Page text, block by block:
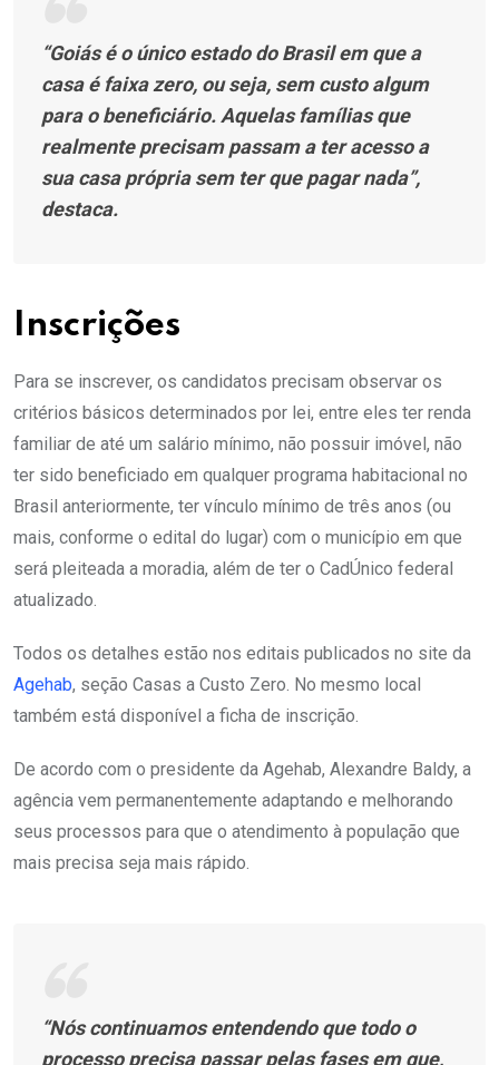
“Goiás é o único estado do Brasil em que a
casa é faixa zero, ou seja, sem custo algum
para o beneficiário. Aquelas famílias que
realmente precisam passam a ter acesso a
sua casa própria sem ter que pagar nada”,
destaca.
Inscrições
Para se inscrever, os candidatos precisam observar os
critérios básicos determinados por lei, entre eles ter renda
familiar de até um salário mínimo, não possuir imóvel, não
ter sido beneficiado em qualquer programa habitacional no
Brasil anteriormente, ter vínculo mínimo de três anos (ou
mais, conforme o edital do lugar) com o município em que
será pleiteada a moradia, além de ter o CadÚnico federal
atualizado.
Todos os detalhes estão nos editais publicados no site da
Agehab, seção Casas a Custo Zero. No mesmo local
também está disponível a ficha de inscrição.
De acordo com o presidente da Agehab, Alexandre Baldy, a
agência vem permanentemente adaptando e melhorando
seus processos para que o atendimento à população que
mais precisa seja mais rápido.
“Nós continuamos entendendo que todo o
processo precisa passar pelas fases em que,